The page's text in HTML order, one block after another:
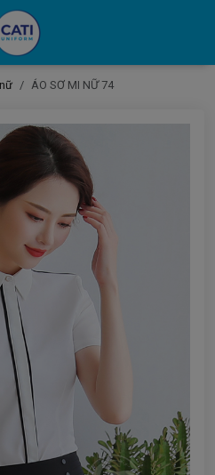
ÁO SƠ MI NỮ 74